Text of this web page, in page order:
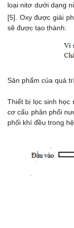
loại nitơ dưới dạng
[5]. Oxy được giải
sẽ được tạo thành:
Sản phẩm của quá
Thiết bị lọc sinh học
cơ cấu phân phối
phối khí đều trong hệ